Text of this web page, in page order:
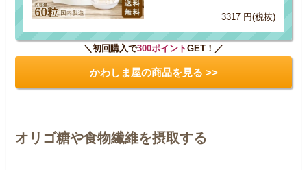
3317 円(税抜)
＼初回購入で300ポイントGET！／
かわしま屋の商品を見る >>
オリゴ糖や食物繊維を摂取する